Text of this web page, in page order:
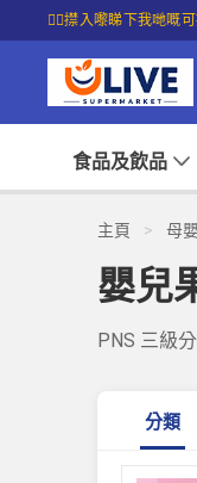
☝🏼㩒入嚟睇下我哋嘅
食品及飲品
主頁 > 母
嬰兒
PNS 三級
分類